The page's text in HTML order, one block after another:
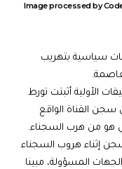
Image processed by
سياسية بتهريب
الأولية أثبتت تورط
القناة الواقع
هو من هرب السجناء.
إثناء هروب السجناء
المسؤولة، مبينا